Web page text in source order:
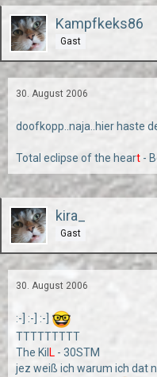
Kampfkeks86
Gast
30. August 2006
doofkopp..naja..hier haste
Total eclipse of the heart -
kira_
Gast
30. August 2006
:-] :-] :-]
TTTTTTTTT
The Kil L - 30STM
jez weiß ich warum ich dat